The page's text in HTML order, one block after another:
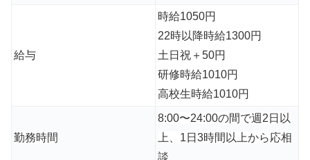
給与
時給1050円
22時以降時給1300円
土日祝＋50円
研修時給1010円
高校生時給1010円
勤務時間
8:00〜24:00の間で週2日以
上、1日3時間以上から応相
談